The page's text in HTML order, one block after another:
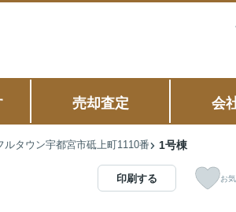
売却査定 会
ルタウン宇都宮市砥上町1110番 1号棟
印刷する お